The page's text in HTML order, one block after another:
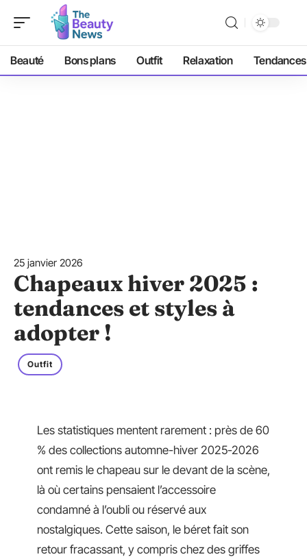
Beauté Bons plans Outfit Relaxation Tendances
25 janvier 2026
Chapeaux hiver 2025 :
tendances et styles à
adopter !
Outfit
Les statistiques mentent rarement : près de 60
% des collections automne-hiver 2025-2026
ont remis le chapeau sur le devant de la scène,
là où certains pensaient l’accessoire
condamné à l’oubli ou réservé aux
nostalgiques. Cette saison, le béret fait son
retour fracassant, y compris chez des griffes